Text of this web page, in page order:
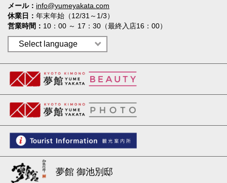
メール
info@yumeyakata.com
休業日
年末年始（12/31～1/3）
営業時間
10：00 ～ 17：30（最終入店16：00）
夢館 御池別邸